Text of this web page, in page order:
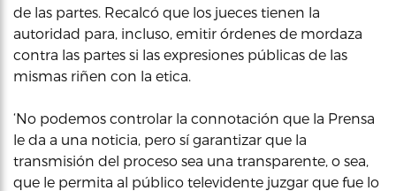
de las partes. Recalcó que los jueces tienen la
autoridad para, incluso, emitir órdenes de mordaza
contra las partes si las expresiones públicas de las
mismas riñen con la etica.
‘No podemos controlar la connotación que la Prensa
le da a una noticia, pero sí garantizar que la
transmisión del proceso sea una transparente, o sea,
que le permita al público televidente juzgar que fue lo